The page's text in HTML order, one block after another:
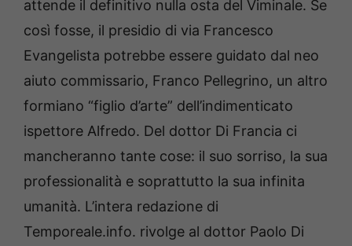
attende il definitivo nulla osta del Viminale. Se
così fosse, il presidio di via Francesco
Evangelista potrebbe essere guidato dal neo
aiuto commissario, Franco Pellegrino, un altro
formiano “figlio d’arte” dell’indimenticato
ispettore Alfredo. Del dottor Di Francia ci
mancheranno tante cose: il suo sorriso, la sua
professionalità e soprattutto la sua infinita
umanità. L’intera redazione di
Temporeale.info. rivolge al dottor Paolo Di